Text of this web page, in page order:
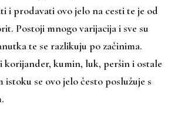
i prodavati ovo jelo na cesti te je od
Postoji mnogo varijacija i sve su
te se razlikuju po začinima.
korijander, kumin, luk, peršin i ostale
istoku se ovo jelo često poslužuje s